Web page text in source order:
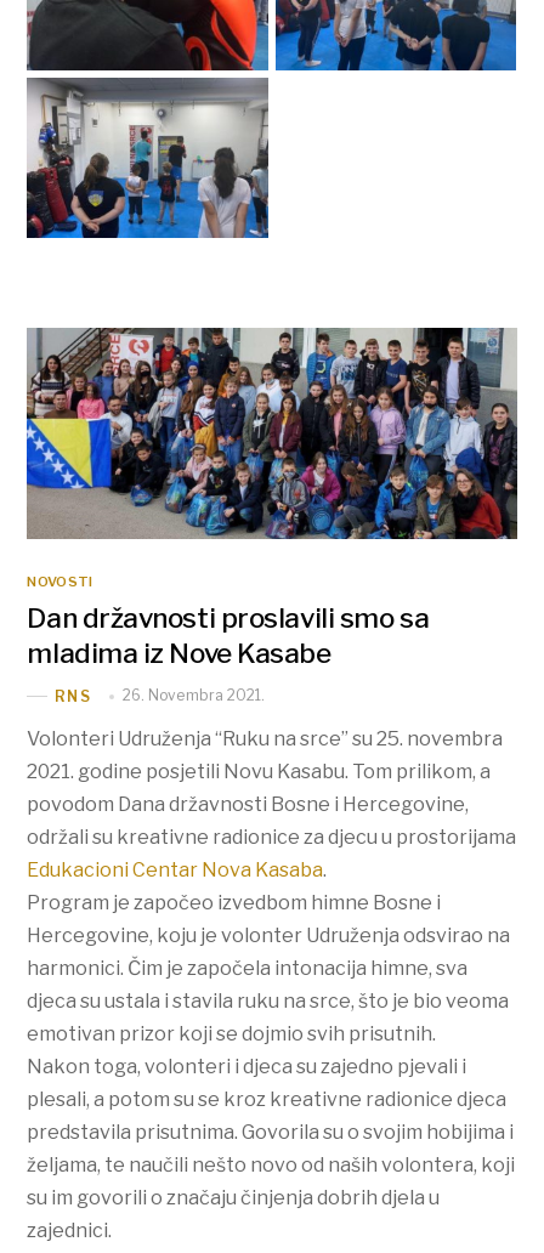
NOVOSTI
Dan državnosti proslavili smo sa
mladima iz Nove Kasabe
RNS 26. Novembra 2021.
Volonteri Udruženja “Ruku na srce” su 25. novembra
2021. godine posjetili Novu Kasabu. Tom prilikom, a
povodom Dana državnosti Bosne i Hercegovine,
održali su kreativne radionice za djecu u prostorijama
Edukacioni Centar Nova Kasaba.
Program je započeo izvedbom himne Bosne i
Hercegovine, koju je volonter Udruženja odsvirao na
harmonici. Čim je započela intonacija himne, sva
djeca su ustala i stavila ruku na srce, što je bio veoma
emotivan prizor koji se dojmio svih prisutnih.
Nakon toga, volonteri i djeca su zajedno pjevali i
plesali, a potom su se kroz kreativne radionice djeca
predstavila prisutnima. Govorila su o svojim hobijima i
željama, te naučili nešto novo od naših volontera, koji
su im govorili o značaju činjenja dobrih djela u
zajednici.